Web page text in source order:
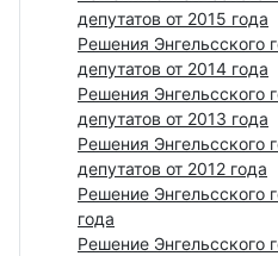
депутатов от 2015 года
Решения Энгельсского
депутатов от 2014 года
Решения Энгельсского
депутатов от 2013 года
Решения Энгельсского
депутатов от 2012 года
Решение Энгельсского
года
Решение Энгельсского